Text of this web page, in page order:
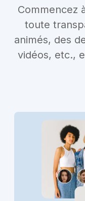
Commencez
toute
animés, des
vidéos, etc.,